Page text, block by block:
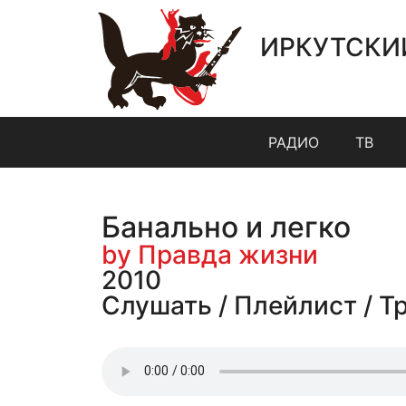
РАДИО ТВ
Банально и легко
by Правда жизни
2010
Слушать / Плейлист /